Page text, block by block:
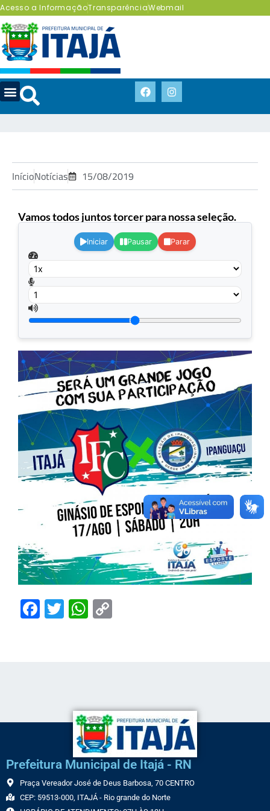
Acesso a InformaçãoTransparênciaWebmail
InícioNotícias 15/08/2019
Vamos todos juntos torcer para nossa seleção.
Iniciar Pausar Parar
Facebook
TwitterWhatsApp
Prefeitura Municipal de Itajá - RN
Praça Vereador José de Deus Barbosa, 70 CENTRO
CEP: 59513-000, ITAJÁ - Rio grande do Norte